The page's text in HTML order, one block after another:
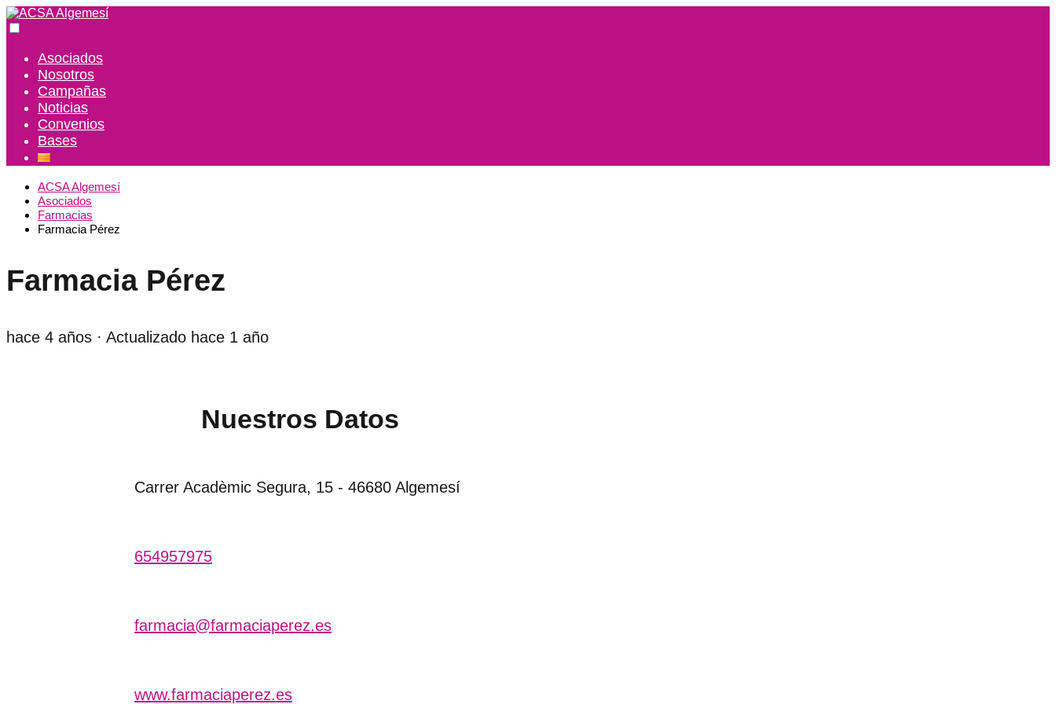
Asociados
Nosotros
Campañas
Noticias
Convenios
Bases
ACSA Algemesí
Asociados
Farmacias
Farmacia Pérez
Farmacia Pérez
hace 4 años · Actualizado hace 1 año
Nuestros Datos
Carrer Acadèmic Segura, 15 - 46680 Algemesí
654957975
farmacia@farmaciaperez.es
www.farmaciaperez.es